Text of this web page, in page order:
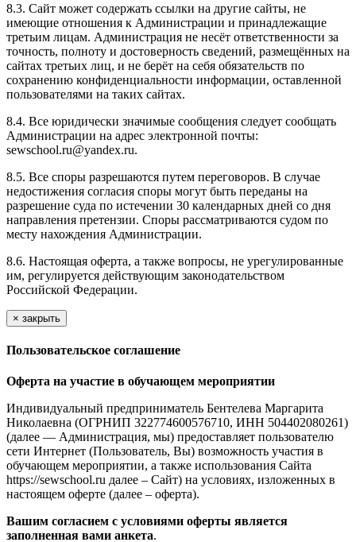
8.3. Сайт может содержать ссылки на другие сайты, не
имеющие отношения к Администрации и принадлежащие
третьим лицам. Администрация не несёт ответственности за
точность, полноту и достоверность сведений, размещённых на
сайтах третьих лиц, и не берёт на себя обязательств по
сохранению конфиденциальности информации, оставленной
пользователями на таких сайтах.
8.4. Все юридически значимые сообщения следует сообщать
Администрации на адрес электронной почты:
sewschool.ru@yandex.ru.
8.5. Все споры разрешаются путем переговоров. В случае
недостижения согласия споры могут быть переданы на
разрешение суда по истечении 30 календарных дней со дня
направления претензии. Споры рассматриваются судом по
месту нахождения Администрации.
8.6. Настоящая оферта, а также вопросы, не урегулированные
им, регулируется действующим законодательством
Российской Федерации.
× закрыть
Пользовательское соглашение
Оферта на участие в обучающем мероприятии
Индивидуальный предприниматель Бентелева Маргарита
Николаевна (ОГРНИП 322774600576710, ИНН 504402080261)
(далее — Администрация, мы) предоставляет пользователю
сети Интернет (Пользователь, Вы) возможность участия в
обучающем мероприятии, а также использования Сайта
https://sewschool.ru далее – Сайт) на условиях, изложенных в
настоящем оферте (далее – оферта).
Вашим согласием с условиями оферты является
заполненная вами анкета.